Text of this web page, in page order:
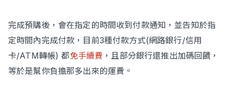
完成預購後，會在指定的時間收到付款通知，並告知於指
定時間內完成付款，目前3種付款方式(網路銀行/信用
卡/ATM轉帳) 都免手續費 ，且部分銀行還推出加碼回饋，
等於是幫你負擔那多出來的運費。